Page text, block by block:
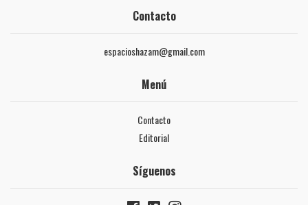
Contacto
espacioshazam@gmail.com
Menú
Contacto
Editorial
Síguenos